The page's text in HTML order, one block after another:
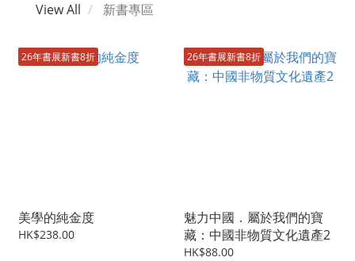
View All 新書專區
26年書展新書8折
美學的純金度
HK$238.00
26年書展新書8折
魅力中國．屬於我們的寶
藏：中國非物質文化遺產2
HK$88.00